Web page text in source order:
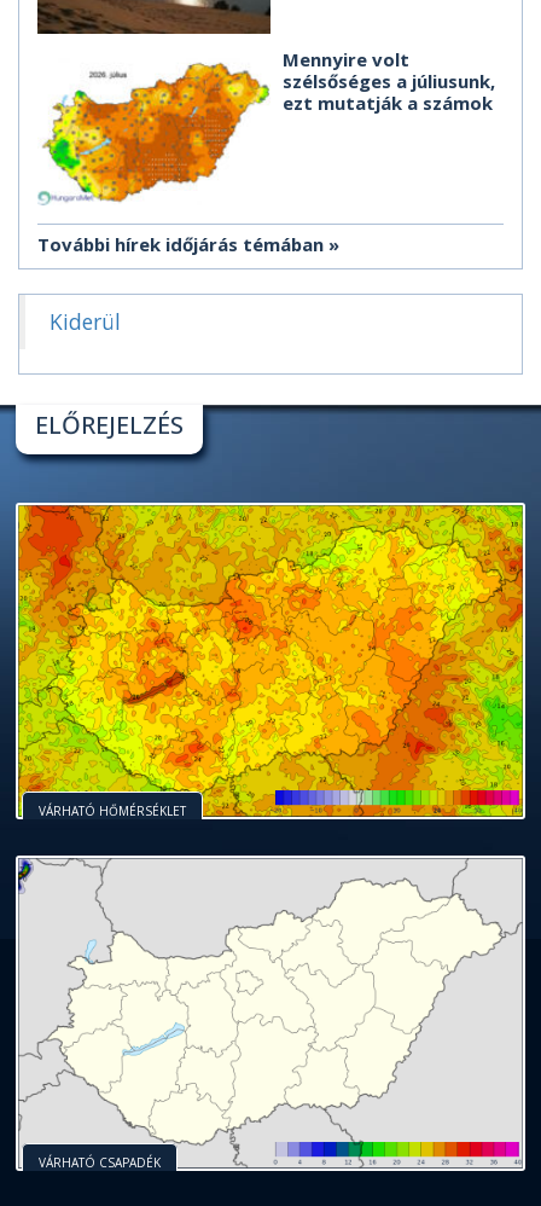
Mennyire volt
szélsőséges a júliusunk,
ezt mutatják a számok
További hírek időjárás témában
Kiderül
ELŐREJELZÉS
VÁRHATÓ HŐMÉRSÉKLET
VÁRHATÓ CSAPADÉK